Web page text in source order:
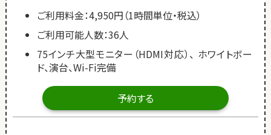
ご利用料金：4,950円（1時間単位・税込）
ご利用可能人数：36人
75インチ大型モニター（HDMI対応）、 ホワイトボー
ド、演台、Wi-Fi完備
予約する